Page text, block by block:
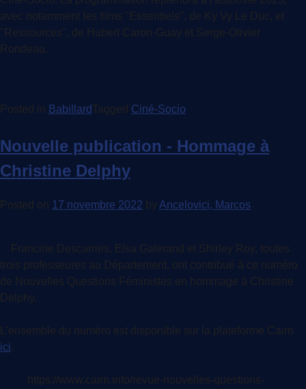
avec notamment les films "Essentiels", de Ky Vy Le Duc, et
"Ressources", de Hubert Caron-Guay et Serge-Olivier
Rondeau.
Posted in BabillardTagged Ciné-Socio
Nouvelle publication - Hommage à
Christine Delphy
Posted on 17 novembre 2022 by Ancelovici, Marcos
Francine Descarries, Elsa Galerand et Shirley Roy, toutes
trois professeures au Département, ont contribué à ce numéro
de Nouvelles Questions Féministes en hommage à Christine
Delphy.
L'ensemble du numéro est disponible sur la plateforme Cairn
ici
https://www.cairn.info/revue-nouvelles-questions-